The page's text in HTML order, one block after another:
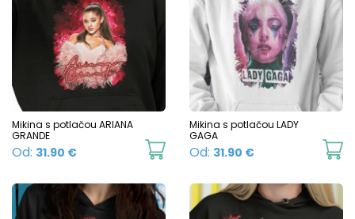
variants.
options
may
chosen
on
product
page
Mikina s potlačou ARIANA
GRANDE
Od: 31.90 €
This
has
multiple
Mikina s potlačou LADY
GAGA
Od: 31.90 €